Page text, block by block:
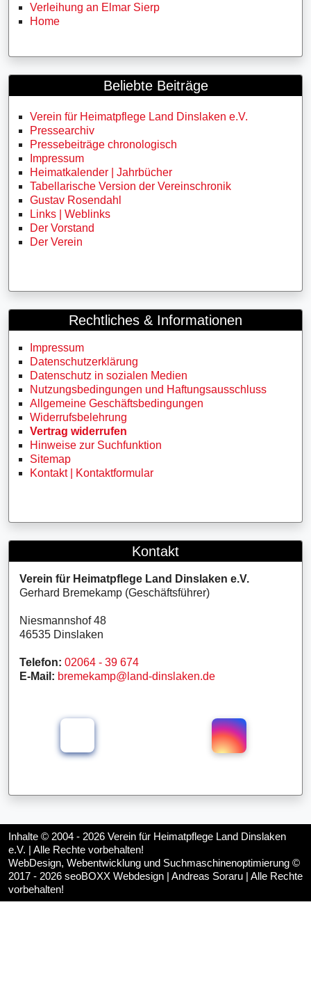
Verleihung an Elmar Sierp
Home
Beliebte Beiträge
Verein für Heimatpflege Land Dinslaken e.V.
Pressearchiv
Pressebeiträge chronologisch
Impressum
Heimatkalender | Jahrbücher
Tabellarische Version der Vereinschronik
Gustav Rosendahl
Links | Weblinks
Der Vorstand
Der Verein
Rechtliches & Informationen
Impressum
Datenschutzerklärung
Datenschutz in sozialen Medien
Nutzungsbedingungen und Haftungsausschluss
Allgemeine Geschäftsbedingungen
Widerrufsbelehrung
Vertrag widerrufen
Hinweise zur Suchfunktion
Sitemap
Kontakt | Kontaktformular
Kontakt
Verein für Heimatpflege Land Dinslaken e.V.
Gerhard Bremekamp (Geschäftsführer)
Niesmannshof 48
46535 Dinslaken
Telefon: 02064 - 39 674
E-Mail: bremekamp@land-dinslaken.de
Inhalte © 2004 - 2026 Verein für Heimatpflege Land Dinslaken
e.V. | Alle Rechte vorbehalten!
WebDesign, Webentwicklung und Suchmaschinenoptimierung ©
2017 - 2026 seoBOXX Webdesign | Andreas Soraru | Alle Rechte
vorbehalten!